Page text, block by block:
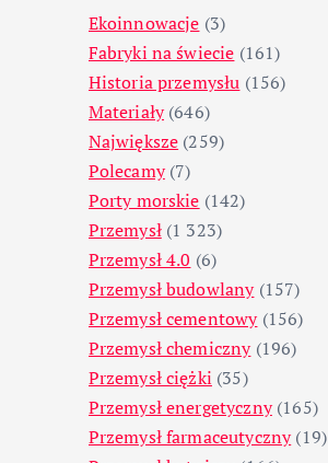
Ekoinnowacje (3)
Fabryki na świecie (161)
Historia przemysłu (156)
Materiały(646)
Największe (259)
Polecamy(7)
Porty morskie (142)
Przemysł(1 323)
Przemysł 4.0 (6)
Przemysł budowlany(157)
Przemysł cementowy(156)
Przemysł chemiczny(196)
Przemysł ciężki (35)
Przemysł energetyczny(165)
Przemysł farmaceutyczny(19)